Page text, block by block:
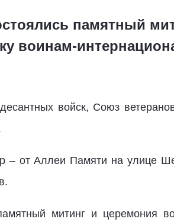
памятный
воинам-
войск, Союз
– от Аллеи Памяти на улице
митинг и церемония